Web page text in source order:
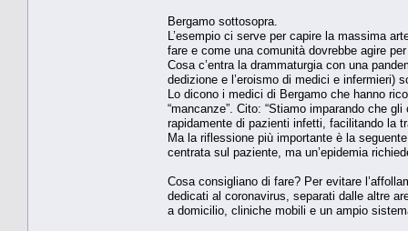
Bergamo sottosopra.
L’esempio ci serve per capire la massima
fare e come una comunità dovrebbe agire
Cosa c’entra la drammaturgia con una
dedizione e l’eroismo di medici e infermieri)
Lo dicono i medici di Bergamo che hanno
“mancanze”. Cito: “Stiamo imparando che
rapidamente di pazienti infetti, facilitando la
Ma la riflessione più importante è la
centrata sul paziente, ma un’epidemia
Cosa consigliano di fare? Per evitare
dedicati al coronavirus, separati dalle altre
a domicilio, cliniche mobili e un ampio